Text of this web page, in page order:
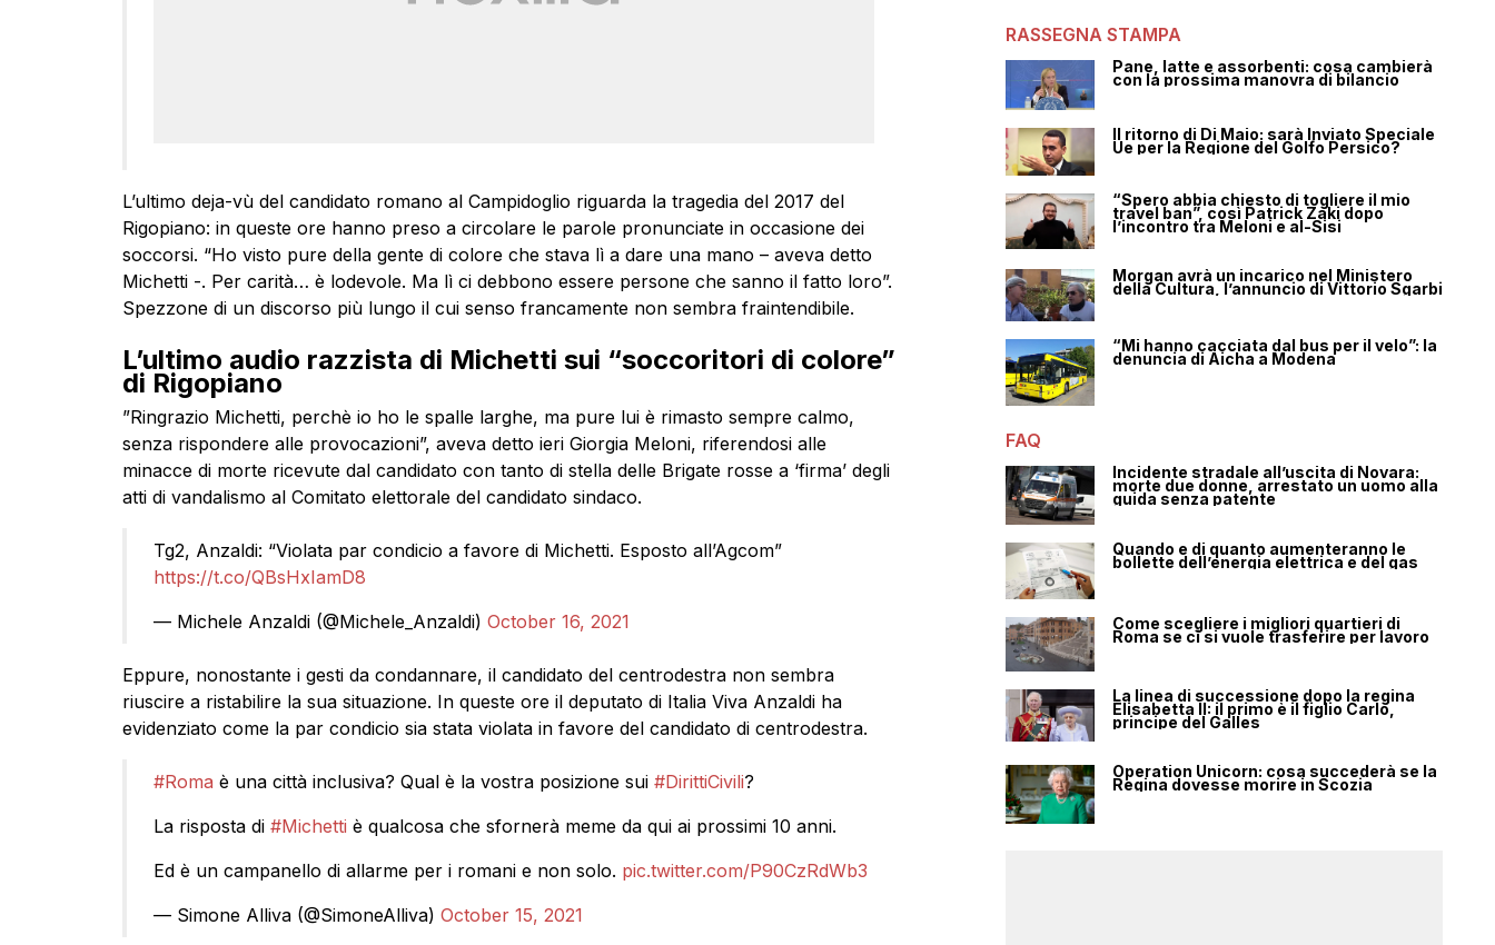
L’ultimo deja-vù del candidato romano al Campidoglio riguarda la tragedia del 2017 del
Rigopiano: in queste ore hanno preso a circolare le parole pronunciate in occasione dei
soccorsi. “Ho visto pure della gente di colore che stava lì a dare una mano – aveva detto
Michetti -. Per carità… è lodevole. Ma lì ci debbono essere persone che sanno il fatto loro”.
Spezzone di un discorso più lungo il cui senso francamente non sembra fraintendibile.
L’ultimo audio razzista di Michetti sui “soccoritori di colore”
di Rigopiano
”Ringrazio Michetti, perchè io ho le spalle larghe, ma pure lui è rimasto sempre calmo,
senza rispondere alle provocazioni”, aveva detto ieri Giorgia Meloni, riferendosi alle
minacce di morte ricevute dal candidato con tanto di stella delle Brigate rosse a ‘firma’ degli
atti di vandalismo al Comitato elettorale del candidato sindaco.
Tg2, Anzaldi: “Violata par condicio a favore di Michetti. Esposto all’Agcom”
https://t.co/QBsHxIamD8
— Michele Anzaldi (@Michele_Anzaldi) October 16, 2021
Eppure, nonostante i gesti da condannare, il candidato del centrodestra non sembra
riuscire a ristabilire la sua situazione. In queste ore il deputato di Italia Viva Anzaldi ha
evidenziato come la par condicio sia stata violata in favore del candidato di centrodestra.
#Roma è una città inclusiva? Qual è la vostra posizione sui #DirittiCivili?
La risposta di #Michetti è qualcosa che sfornerà meme da qui ai prossimi 10 anni.
Ed è un campanello di allarme per i romani e non solo. pic.twitter.com/P90CzRdWb3
— Simone Alliva (@SimoneAlliva) October 15, 2021
RASSEGNA STAMPA
Pane, latte e assorbenti: cosa cambierà
con la prossima manovra di bilancio
Il ritorno di Di Maio: sarà Inviato Speciale
Ue per la Regione del Golfo Persico?
“Spero abbia chiesto di togliere il mio
travel ban”, così Patrick Zaki dopo
l’incontro tra Meloni e al-Sisi
Morgan avrà un incarico nel Ministero
della Cultura, l’annuncio di Vittorio Sgarbi
“Mi hanno cacciata dal bus per il velo”: la
denuncia di Aicha a Modena
FAQ
Incidente stradale all’uscita di Novara:
morte due donne, arrestato un uomo alla
guida senza patente
Quando e di quanto aumenteranno le
bollette dell’energia elettrica e del gas
Come scegliere i migliori quartieri di
Roma se ci si vuole trasferire per lavoro
La linea di successione dopo la regina
Elisabetta II: il primo è il figlio Carlo,
principe del Galles
Operation Unicorn: cosa succederà se la
Regina dovesse morire in Scozia